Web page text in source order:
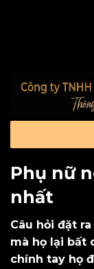
Phụ nữ
nhất
Câu hỏi đặt
mà họ lại bất
chính tay họ